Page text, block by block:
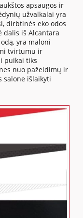
apsaugos ir
užvalkalai yra
dirbtinės eko odos
dalis iš Alcantara
yra maloni
tvirtumu ir
puikai tiks
nuo pažeidimų ir
salone išlaikyti